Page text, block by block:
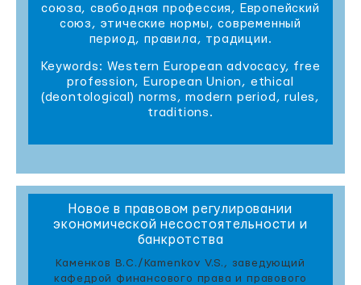
союза, свободная профессия, Европейский
союз, этические нормы, современный
период, правила, традиции.
Keywords: Western European advocacy, free
profession, European Union, ethical
(deontological) norms, modern period, rules,
traditions.
Новое в правовом регулировании
экономической несостоятельности и
банкротства
Каменков В.С./Kamenkov V.S., заведующий
кафедрой финансового права и правового